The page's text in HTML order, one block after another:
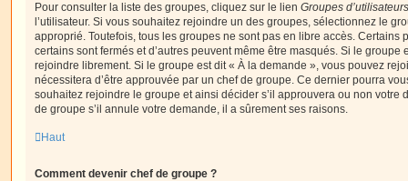
Pour consulter la liste des groupes, cliquez sur le lien Groupes d’utilisateurs
l’utilisateur. Si vous souhaitez rejoindre un des groupes, sélectionnez le
approprié. Toutefois, tous les groupes ne sont pas en libre accès. Certains
certains sont fermés et d’autres peuvent même être masqués. Si le groupe
rejoindre librement. Si le groupe est dit « À la demande », vous pouvez
nécessitera d’être approuvée par un chef de groupe. Ce dernier pourra
souhaitez rejoindre le groupe et ainsi décider s’il approuvera ou non votre
de groupe s’il annule votre demande, il a sûrement ses raisons.
Haut
Comment devenir chef de groupe ?